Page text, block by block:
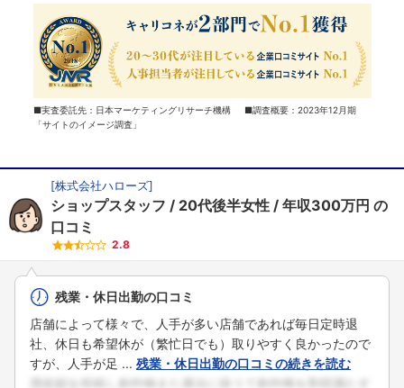
■実査委託先：日本マーケティングリサーチ機構 ■調査概要：2023年12月期
「サイトのイメージ調査」
[株式会社ハローズ]
ショップスタッフ 20代後半女性 年収300万円 の
口コミ
2.8
残業・休日出勤の口コミ
店舗によって様々で、人手が多い店舗であれば毎日定時退
社、休日も希望休が（繁忙日でも）取りやすく良かったので
すが、人手が足 ... 残業・休日出勤の口コミの続きを読む